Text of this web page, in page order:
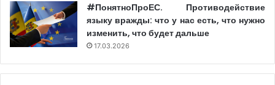
#ПонятноПроЕС. Противодействие
языку вражды: что у нас есть, что нужно
изменить, что будет дальше
17.03.2026